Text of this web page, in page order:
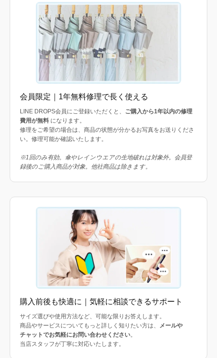
会員限定｜1年無料修理で長く使える
LINE DROPS会員にご登録いただくと、 ご購入から1年以内の修理
費用が無料 になります。
修理をご希望の場合は、商品の状態が分かるお写真をお送りくださ
い。修理可能か確認いたします。
※1回のみ有効。傘やレインウエアの生地破れは対象外。会員登
録後のご購入商品が対象。他社商品は除きます。
購入前後も快適に｜気軽に相談できるサポート
サイズ選びや使用方法など、可能な限りお答えします。
商品やサービスについてもっと詳しく知りたい方は、 メールや
チャットでお気軽にお問い合わせください。
当店スタッフが丁寧に対応いたします。